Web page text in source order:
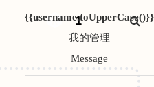
{{username.toUpperCase()}}
我的管理
Message
1